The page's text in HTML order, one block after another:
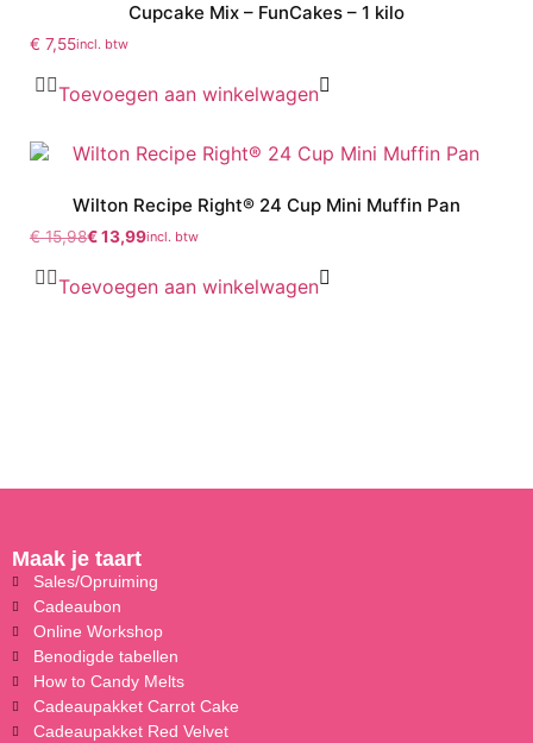
Cupcake Mix – FunCakes – 1 kilo
€ 7,55incl. btw
Toevoegen aan winkelwagen
Wilton Recipe Right® 24 Cup Mini Muffin Pan
€15,98€13,99incl. btw
Toevoegen aan winkelwagen
Maak je taart
Sales/Opruiming
Cadeaubon
Online Workshop
Benodigde tabellen
How to Candy Melts
Cadeaupakket Carrot Cake
Cadeaupakket Red Velvet